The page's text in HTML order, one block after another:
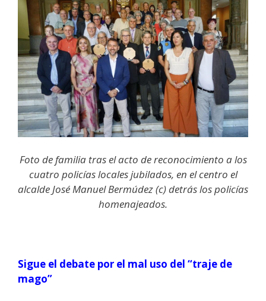
Foto de familia tras el acto de reconocimiento a los
cuatro policías locales jubilados, en el centro el
alcalde José Manuel Bermúdez (c) detrás los policías
homenajeados.
Sigue el debate por el mal uso del “traje de
mago”